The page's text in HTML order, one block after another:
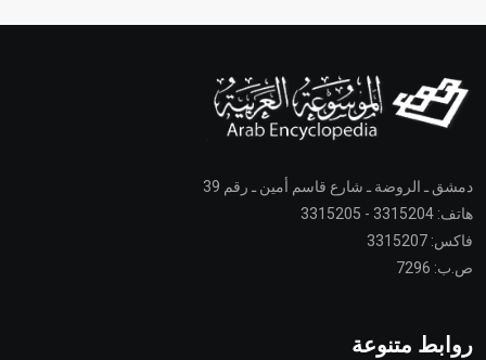
دمشق ـ الروضة ـ شارع قاسم أمين ـ رقم 39
هاتف: 3315204 - 3315205
فاكس: 3315207
ص.ب: 7296
روابط متنوعة